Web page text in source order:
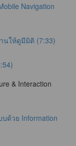
Navigation
นให้ดูมีมิติ (7:33)
& Interaction
ด้วย Information